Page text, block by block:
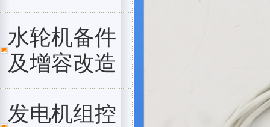
水轮机备件
及增容改造
发电机组控